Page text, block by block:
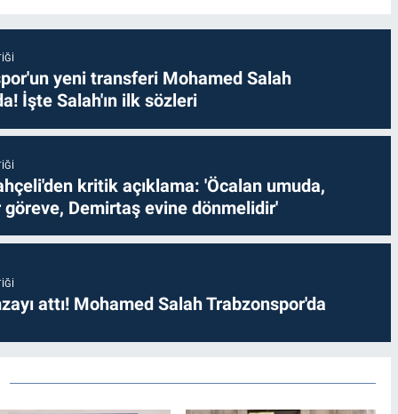
yeni transferi Mohamed Salah
İşte Salah'ın ilk sözleri
kritik açıklama: 'Öcalan umuda,
Demirtaş evine dönmelidir'
attı! Mohamed Salah Trabzonspor'da